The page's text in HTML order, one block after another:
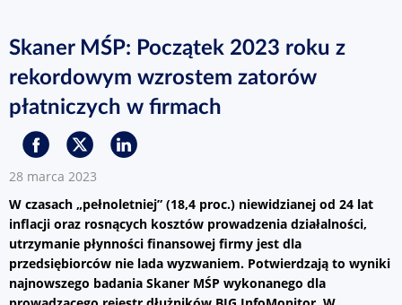
Skaner MŚP: Początek 2023 roku z
rekordowym wzrostem zatorów
płatniczych w firmach
28 marca 2023
W czasach „pełnoletniej” (18,4 proc.) niewidzianej od 24 lat
inflacji oraz rosnących kosztów prowadzenia działalności,
utrzymanie płynności finansowej firmy jest dla
przedsiębiorców nie lada wyzwaniem. Potwierdzają to wyniki
najnowszego badania Skaner MŚP wykonanego dla